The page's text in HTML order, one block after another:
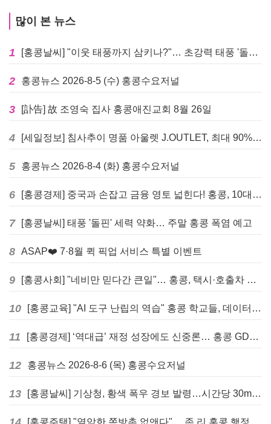
많이 본 뉴스
1 [홍콩날씨] "이웃 태풍까지 삼키나?"… 초강력 태풍 '돌핀' 세력 재확장
2 홍콩뉴스 2026-8-5 (수) 홍콩수요저널
3 [訃告] 故 조영숙 집사 홍콩애진교회 8월 26일
4 [세일정보] 침사추이 명품 아울렛 J.OUTLET, 최대 90% 빅 세일 진행
5 홍콩뉴스 2026-8-4 (화) 홍콩수요저널
6 [홍콩경제] 중국과 손잡고 금융 영토 넓힌다! 홍콩, 10대 신규 정책 발표
7 [홍콩날씨] 태풍 '돌핀' 세력 약화… 주말 홍콩 폭염 예고
8 ASAP❤️ 7·8월 퀵 픽업 서비스 특별 이벤트
9 [홍콩사회] "네비만 믿다간 큰일"… 홍콩, 택시·호출차 통합 시험 도입하며 규제 본격화
10 [홍콩교육] "AI 도구 난립의 역습" 홍콩 학교들, 데이터 고립에 교육 효과 평가 비상
11 [홍콩경제] ‘역대급’ 재정 성장에도 신중론… 홍콩 GDP 전망 상향 속 “지정학적 리스크 경계”
12 홍콩뉴스 2026-8-6 (목) 홍콩수요저널
13 [홍콩날씨] 기상청, 황색 폭우 경보 발령…시간당 30mm 이상 강우 예보